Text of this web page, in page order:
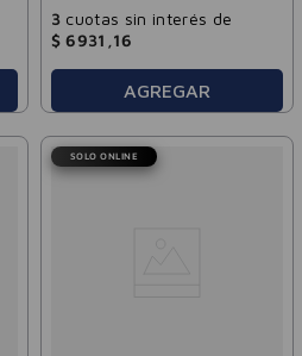
3 cuotas sin interés de
$ 6931 16
AGREGAR
SOLO ONLINE